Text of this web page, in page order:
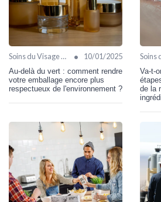
Soins du Visage Bio • 10/01/2025
Au-delà du vert : comment rendre
votre emballage encore plus
respectueux de l'environnement ?
Va-t-
de la